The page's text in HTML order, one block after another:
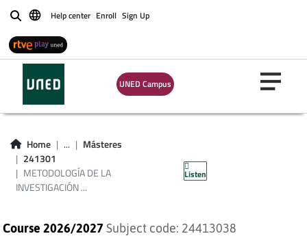
BuscarHelp center Enroll Sign Up
UNED Campus
Home ...
Másteres
241301
METODOLOGÍA DE LA
INVESTIGACIÓN ...
Listen
METODOLOGÍA DE
LA INVESTIGACIÓN
LITERARIA Y
CULTURAL
Course 2026/2027 Subject code: 24413038